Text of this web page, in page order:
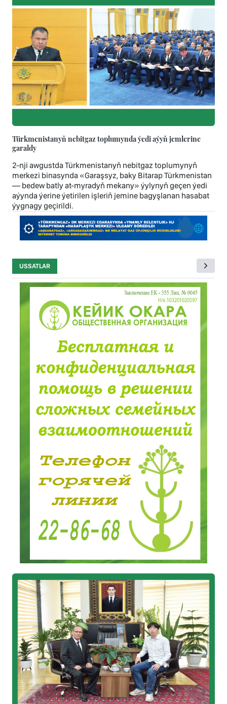
Türkmenistanyň nebitgaz toplumynda ýedi aýyň jemlerine
garaldy
2-nji awgustda Türkmenistanyň nebitgaz toplumynyň
merkezi binasynda «Garaşsyz, baky Bitarap Türkmenistan
— bedew batly at-myradyň mekany» ýylynyň geçen ýedi
aýynda ýerine ýetirilen işleriň jemine bagyşlanan hasabat
ýygnagy geçirildi.
USSATLAR